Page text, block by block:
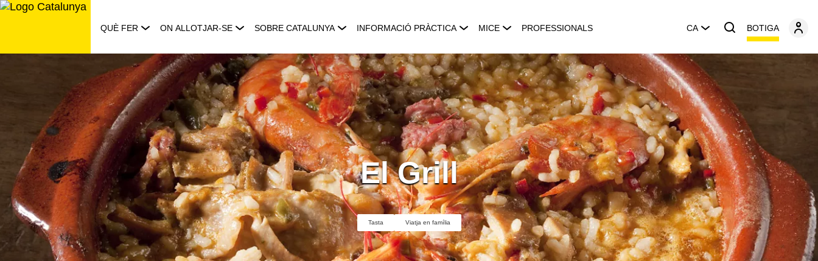
Saltar
QUÈ FER ON ALLOTJAR-SE SOBRE CATALUNYA INFORMACIÓ PRÀCTICA MICE PROFESSIONALS CA BOTIGA
El Grill
Tasta Viatja en família